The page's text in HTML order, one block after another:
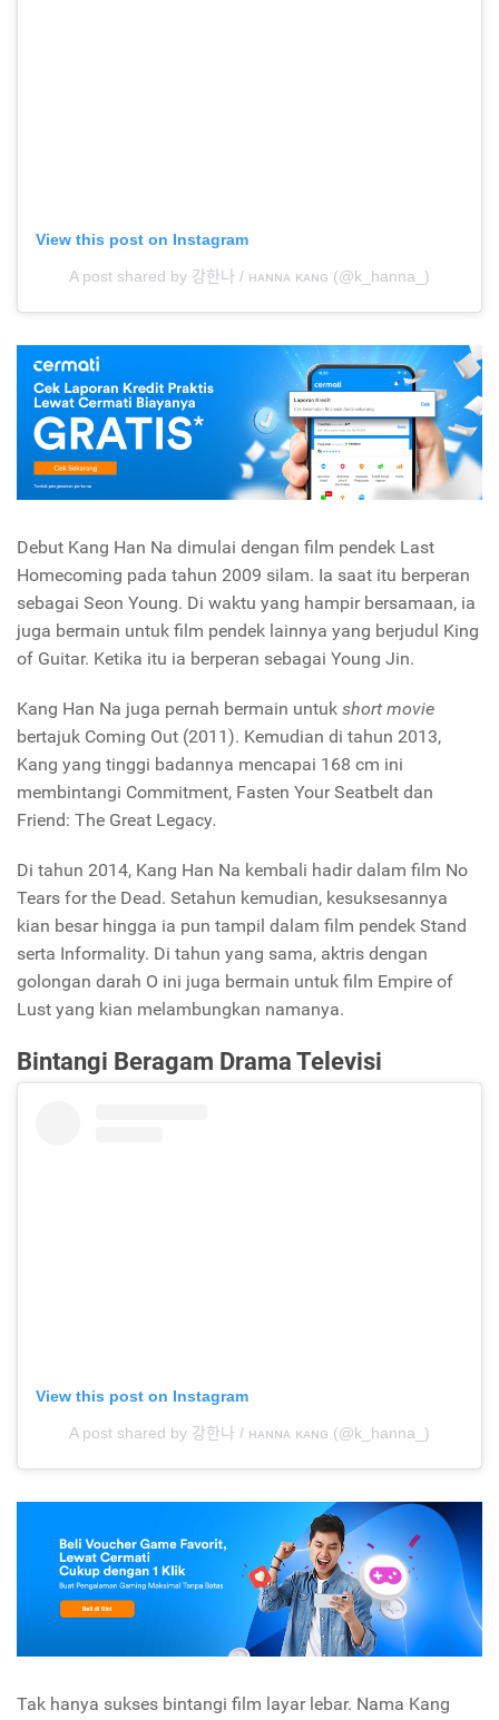
View this post on Instagram
A post shared by 강한나 / ʜᴀɴɴᴀ ᴋᴀɴɢ (@k_hanna_)
Debut Kang Han Na dimulai dengan film pendek Last
Homecoming pada tahun 2009 silam. Ia saat itu berperan
sebagai Seon Young. Di waktu yang hampir bersamaan, ia
juga bermain untuk film pendek lainnya yang berjudul King
of Guitar. Ketika itu ia berperan sebagai Young Jin.
Kang Han Na juga pernah bermain untuk short movie
bertajuk Coming Out (2011). Kemudian di tahun 2013,
Kang yang tinggi badannya mencapai 168 cm ini
membintangi Commitment, Fasten Your Seatbelt dan
Friend: The Great Legacy.
Di tahun 2014, Kang Han Na kembali hadir dalam film No
Tears for the Dead. Setahun kemudian, kesuksesannya
kian besar hingga ia pun tampil dalam film pendek Stand
serta Informality. Di tahun yang sama, aktris dengan
golongan darah O ini juga bermain untuk film Empire of
Lust yang kian melambungkan namanya.
Bintangi Beragam Drama Televisi
View this post on Instagram
A post shared by 강한나 / ʜᴀɴɴᴀ ᴋᴀɴɢ (@k_hanna_)
Tak hanya sukses bintangi film layar lebar. Nama Kang